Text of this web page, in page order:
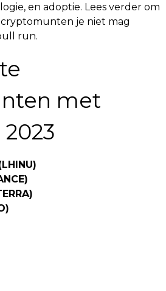
en adoptie. Lees verder om
je niet mag
run.
met